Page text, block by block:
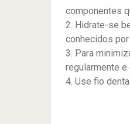
componentes
2. Hidrate-se
conhecidos
3. Para
regularmente e
4. Use fio